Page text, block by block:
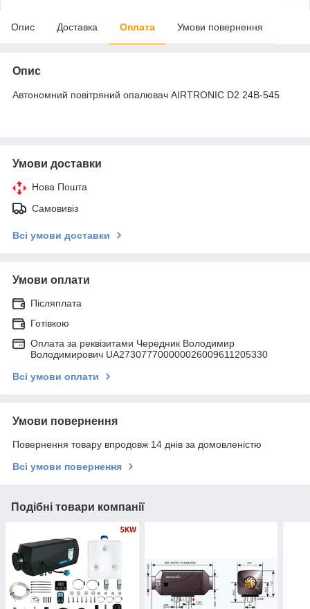
Опис Доставка Оплата Умови повернення
Опис
Автономний повітряний опалювач AIRTRONIC D2 24В-545
Умови доставки
Нова Пошта
Самовивіз
Всі умови доставки
Умови оплати
Післяплата
Готівкою
Оплата за реквізитами Чередник Володимир
Володимирович UA273077700000026009611205330
Всі умови оплати
Умови повернення
Повернення товару впродовж 14 днів за домовленістю
Всі умови повернення
Подібні товари компанії